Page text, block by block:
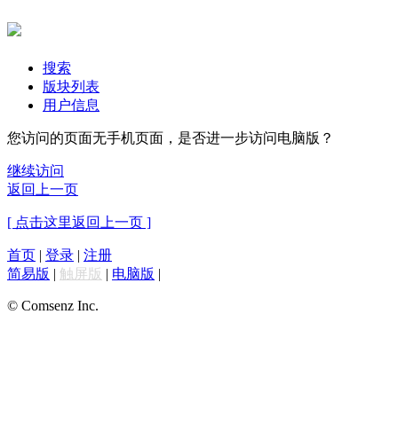
搜索
版块列表
用户信息
您访问的页面无手机页面，是否进一步访问电脑版？
继续访问
返回上一页
[ 点击这里返回上一页 ]
首页 | 登录 | 注册
简易版 | 触屏版 | 电脑版 |
© Comsenz Inc.